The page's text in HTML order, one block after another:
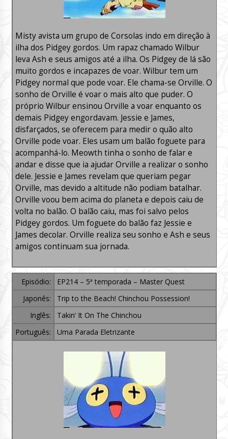
Misty avista um grupo de Corsolas indo em direção à
ilha dos Pidgey gordos. Um rapaz chamado Wilbur
leva Ash e seus amigos até a ilha. Os Pidgey de lá são
muito gordos e incapazes de voar. Wilbur tem um
Pidgey normal que pode voar. Ele chama-se Orville. O
sonho de Orville é voar o mais alto que puder. O
próprio Wilbur ensinou Orville a voar enquanto os
demais Pidgey engordavam. Jessie e James,
disfarçados, se oferecem para medir o quão alto
Orville pode voar. Eles usam um balão foguete para
acompanhá-lo. Meowth tinha o sonho de falar e
andar e disse que ia ajudar Orville a realizar o sonho
dele. Jessie e James revelam que queriam pegar
Orville, mas devido a altitude não podiam batalhar.
Orville voou bem acima do planeta e depois caiu de
volta no balão. O balão caiu, mas foi salvo pelos
Pidgey gordos. Um foguete do balão faz Jessie e
James decolar. Orville realiza seu sonho e Ash e seus
amigos continuam sua jornada.
Episódio:
EP214 – 5ª temporada – Master Quest
Japonês:
Trip to the Beach! Chinchou Possession!
Inglês:
Takin’ It On The Chinchou
Português:
Uma Parada Eletrizante